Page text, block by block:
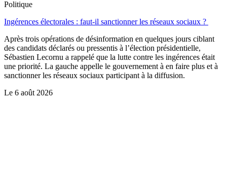
Politique
Ingérences électorales : faut-il sanctionner les réseaux sociaux ?
Après trois opérations de désinformation en quelques jours ciblant
des candidats déclarés ou pressentis à l’élection présidentielle,
Sébastien Lecornu a rappelé que la lutte contre les ingérences était
une priorité. La gauche appelle le gouvernement à en faire plus et à
sanctionner les réseaux sociaux participant à la diffusion.
Le 6 août 2026